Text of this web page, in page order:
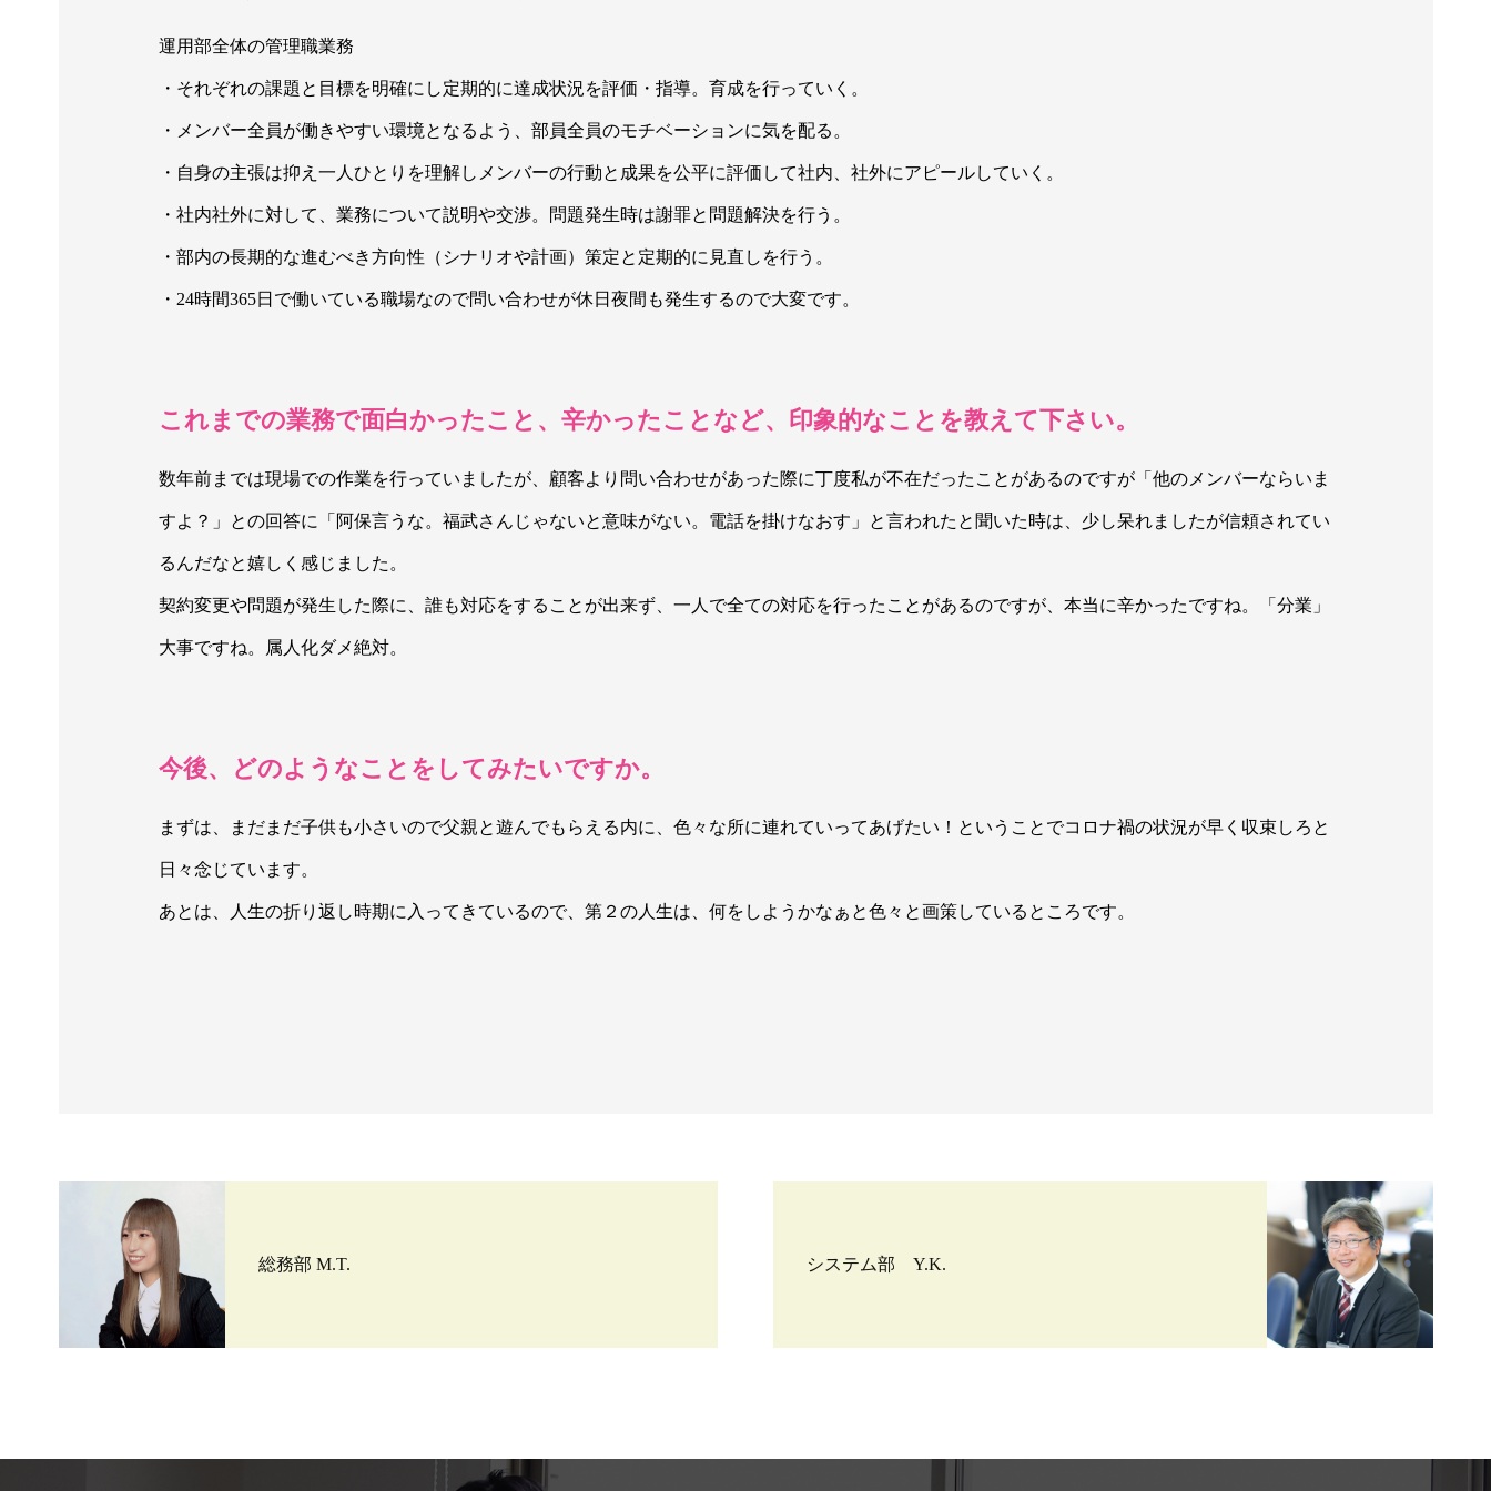
運用部全体の管理職業務
・それぞれの課題と目標を明確にし定期的に達成状況を評価・指導。育成を行っていく。
・メンバー全員が働きやすい環境となるよう、部員全員のモチベーションに気を配る。
・自身の主張は抑え一人ひとりを理解しメンバーの行動と成果を公平に評価して社内、社外にアピールしていく。
・社内社外に対して、業務について説明や交渉。問題発生時は謝罪と問題解決を行う。
・部内の長期的な進むべき方向性（シナリオや計画）策定と定期的に見直しを行う。
・24時間365日で働いている職場なので問い合わせが休日夜間も発生するので大変です。
これまでの業務で面白かったこと、辛かったことなど、印象的なことを教えて下さい。
数年前までは現場での作業を行っていましたが、顧客より問い合わせがあった際に丁度私が不在だったことがあるのですが「他のメンバーならいま
すよ？」との回答に「阿保言うな。福武さんじゃないと意味がない。電話を掛けなおす」と言われたと聞いた時は、少し呆れましたが信頼されてい
るんだなと嬉しく感じました。
契約変更や問題が発生した際に、誰も対応をすることが出来ず、一人で全ての対応を行ったことがあるのですが、本当に辛かったですね。「分業」
大事ですね。属人化ダメ絶対。
今後、どのようなことをしてみたいですか。
まずは、まだまだ子供も小さいので父親と遊んでもらえる内に、色々な所に連れていってあげたい！ということでコロナ禍の状況が早く収束しろと
日々念じています。
あとは、人生の折り返し時期に入ってきているので、第２の人生は、何をしようかなぁと色々と画策しているところです。
総務部 M.T. システム部 Y.K.